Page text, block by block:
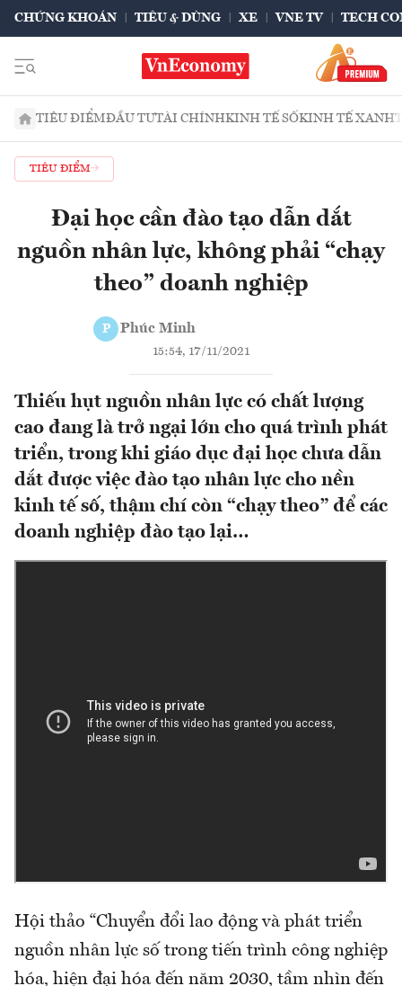
CHỨNG KHOÁN TIÊU & DÙNG XE VNE TV TECH
TIÊU ĐIỂMĐẦU TƯTÀI CHÍNHKINH TẾ SỐKINH TẾ XANH
TIÊU ĐIỂM
Đại học cần đào tạo dẫn dắt
nguồn nhân lực, không phải “chạy
theo” doanh nghiệp
P Phúc Minh
15:54, 17/11/2021
Thiếu hụt nguồn nhân lực có chất lượng
cao đang là trở ngại lớn cho quá trình phát
triển, trong khi giáo dục đại học chưa dẫn
dắt được việc đào tạo nhân lực cho nền
kinh tế số, thậm chí còn “chạy theo” để các
doanh nghiệp đào tạo lại…
Hội thảo “Chuyển đổi lao động và phát triển
nguồn nhân lực số trong tiến trình công nghiệp
hóa, hiện đại hóa đến năm 2030, tầm nhìn đến